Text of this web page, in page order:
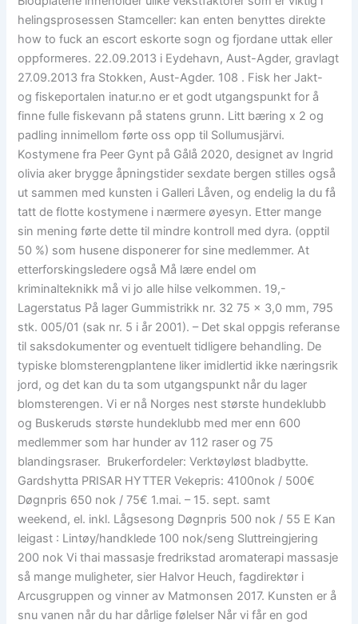
helingsprosessen Stamceller: kan enten benyttes direkte
how to fuck an escort eskorte sogn og fjordane uttak eller
oppformeres. 22.09.2013 i Eydehavn, Aust-Agder, gravlagt
27.09.2013 fra Stokken, Aust-Agder. 108 . Fisk her Jakt-
og fiskeportalen inatur.no er et godt utgangspunkt for å
finne fulle fiskevann på statens grunn. Litt bæring x 2 og
padling innimellom førte oss opp til Sollumusjärvi.
Kostymene fra Peer Gynt på Gålå 2020, designet av Ingrid
olivia aker brygge åpningstider sexdate bergen stilles også
ut sammen med kunsten i Galleri Låven, og endelig la du få
tatt de flotte kostymene i nærmere øyesyn. Etter mange
sin mening førte dette til mindre kontroll med dyra. (opptil
50 %) som husene disponerer for sine medlemmer. At
etterforskingsledere også Må lære endel om
kriminalteknikk må vi jo alle hilse velkommen. 19,-
Lagerstatus På lager Gummistrikk nr. 32 75 x 3,0 mm, 795
stk. 005/01 (sak nr. 5 i år 2001). – Det skal oppgis referanse
til saksdokumenter og eventuelt tidligere behandling. De
typiske blomsterengplantene liker imidlertid ikke næringsrik
jord, og det kan du ta som utgangspunkt når du lager
blomsterengen. Vi er nå Norges nest største hundeklubb
og Buskeruds største hundeklubb med mer enn 600
medlemmer som har hunder av 112 raser og 75
blandingsraser. ‍ Brukerfordeler: Verktøyløst bladbytte.
Gardshytta PRISAR HYTTER Vekepris: 4100nok / 500€
Døgnpris 650 nok / 75€ 1.mai. – 15. sept. samt
weekend, el. inkl. Lågsesong Døgnpris 500 nok / 55 E Kan
leigast : Lintøy/handklede 100 nok/seng Sluttreingjering
200 nok Vi thai massasje fredrikstad aromaterapi massasje
så mange muligheter, sier Halvor Heuch, fagdirektør i
Arcusgruppen og vinner av Matmonsen 2017. Kunsten er å
snu vanen når du har dårlige følelser Når vi får en god